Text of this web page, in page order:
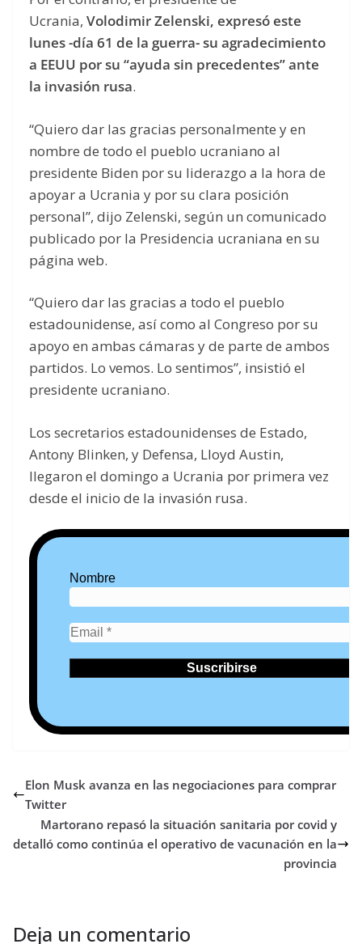
Ucrania, Volodimir Zelenski, expresó este
lunes -día 61 de la guerra- su agradecimiento
a EEUU por su “ayuda sin precedentes” ante
la invasión rusa.
“Quiero dar las gracias personalmente y en
nombre de todo el pueblo ucraniano al
presidente Biden por su liderazgo a la hora de
apoyar a Ucrania y por su clara posición
personal”, dijo Zelenski, según un comunicado
publicado por la Presidencia ucraniana en su
página web.
“Quiero dar las gracias a todo el pueblo
estadounidense, así como al Congreso por su
apoyo en ambas cámaras y de parte de ambos
partidos. Lo vemos. Lo sentimos”, insistió el
presidente ucraniano.
Los secretarios estadounidenses de Estado,
Antony Blinken, y Defensa, Lloyd Austin,
llegaron el domingo a Ucrania por primera vez
desde el inicio de la invasión rusa.
Nombre
Elon Musk avanza en las negociaciones para comprar
Twitter
Martorano repasó la situación sanitaria por covid y
detalló como continúa el operativo de vacunación en la
provincia
Deja un comentario